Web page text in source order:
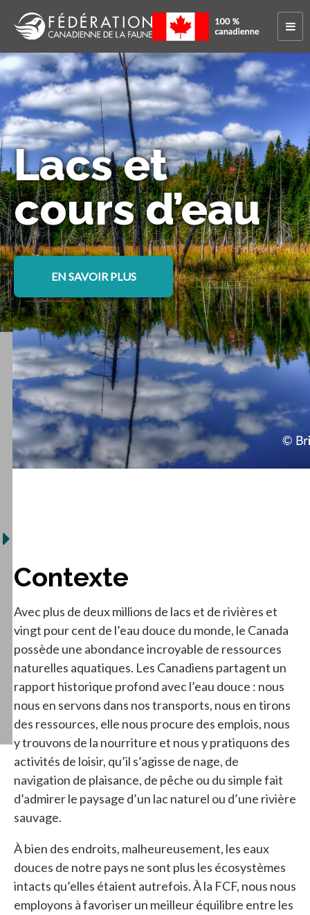
Lacs et
cours d’eau
EN SAVOIR PLUS
Contexte
Avec plus de deux millions de lacs et de rivières et
vingt pour cent de l’eau douce du monde, le Canada
possède une abondance incroyable de ressources
naturelles aquatiques. Les Canadiens partagent un
rapport historique profond avec l’eau douce : nous
nous en servons dans nos transports, nous en tirons
des ressources, elle nous procure des emplois, nous
y trouvons de la nourriture et nous y pratiquons des
activités de loisir, qu’il s’agisse de nage, de
navigation de plaisance, de pêche ou du simple fait
d’admirer le paysage d’un lac naturel ou d’une rivière
sauvage.
À bien des endroits, malheureusement, les eaux
douces de notre pays ne sont plus les écosystèmes
intacts qu’elles étaient autrefois. À la FCF, nous nous
employons à favoriser un meilleur équilibre entre les